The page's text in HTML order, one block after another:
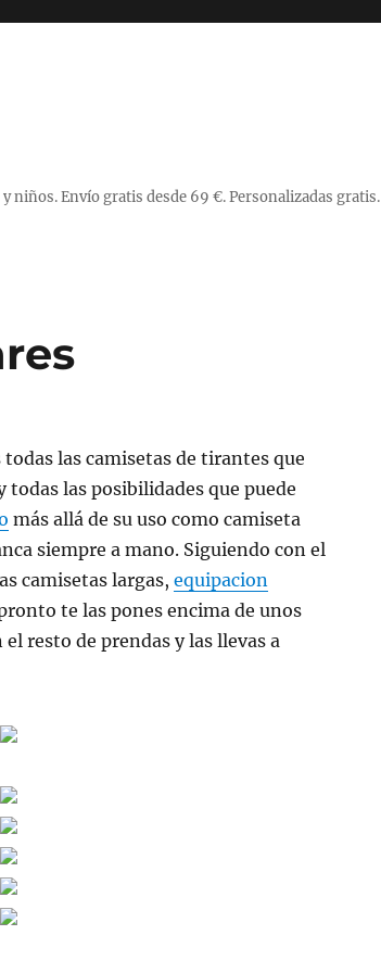
niños. Envío gratis desde 69 €. Personalizadas gratis.
las camisetas de tirantes que
las posibilidades que puede
más allá de su uso como camiseta
siempre a mano. Siguiendo con el
camisetas largas, equipacion
te las pones encima de unos
resto de prendas y las llevas a